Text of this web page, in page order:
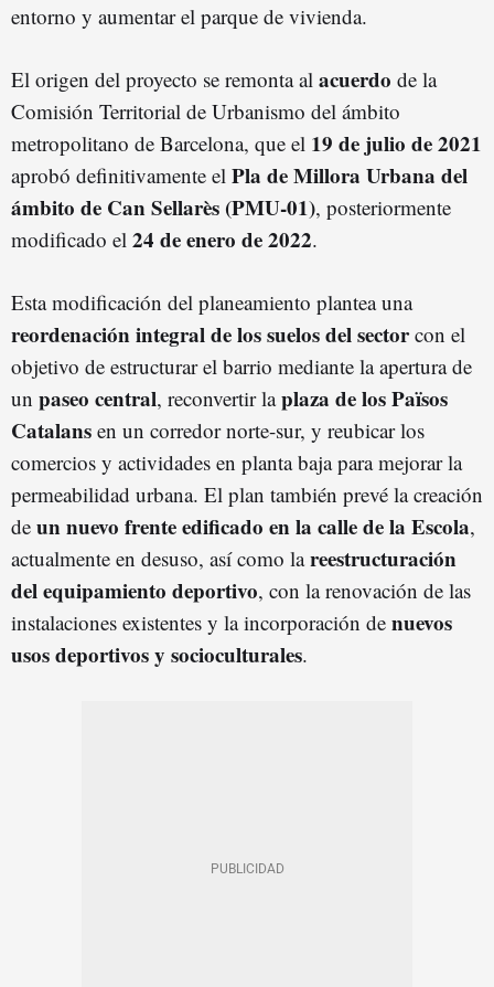
entorno y aumentar el parque de vivienda.
El origen del proyecto se remonta al acuerdo de la
Comisión Territorial de Urbanismo del ámbito
metropolitano de Barcelona, que el 19 de julio de 2021
aprobó definitivamente el Pla de Millora Urbana del
ámbito de Can Sellarès (PMU-01), posteriormente
modificado el 24 de enero de 2022.
Esta modificación del planeamiento plantea una
reordenación integral de los suelos del sectorcon el
objetivo de estructurar el barrio mediante la apertura de
un paseo central, reconvertir laplaza de los Països
Catalans en un corredor norte-sur, y reubicar los
comercios y actividades en planta baja para mejorar la
permeabilidad urbana. El plan también prevé la creación
de un nuevo frente edificado en la calle de la Escola,
actualmente en desuso, así como lareestructuración
del equipamiento deportivo, con la renovación de las
instalaciones existentes y la incorporación de nuevos
usos deportivos y socioculturales.